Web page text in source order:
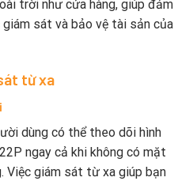
trời như cửa hàng, giúp đảm
sát và bảo vệ tài sản của
từ xa
dùng có thể theo dõi hình
ngay cả khi không có mặt
Việc giám sát từ xa giúp bạn